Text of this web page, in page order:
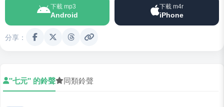
下載 mp3
Android
下載 m4r
iPhone
分享：
"七元" 的鈴聲 同類鈴聲